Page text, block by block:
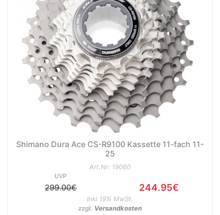
Shimano Dura Ace CS-R9100 Kassette 11-fach 11-
25
Art.Nr: 19060
UVP
299.00€ 244.95€
Inkl 19% MwSt.
zzgl. Versandkosten